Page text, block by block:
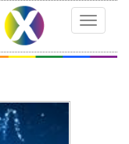
Toggle